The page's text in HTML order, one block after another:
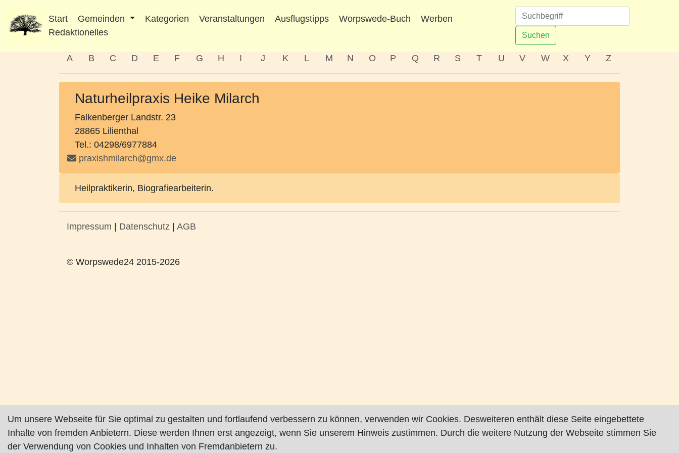
Start Gemeinden Kategorien Veranstaltungen Ausflugstipps Worpswede-Buch
Werben
Redaktionelles
Suchen
A B C D E F G H I J K L M N O P Q R S T U V W X Y Z
Naturheilpraxis Heike Milarch
Falkenberger Landstr. 23
28865 Lilienthal
Tel.: 04298/6977884
praxishmilarch@gmx.de
Heilpraktikerin, Biografiearbeiterin.
Impressum Datenschutz AGB
© Worpswede24 2015-2026
Um unsere Webseite für Sie optimal zu gestalten und fortlaufend verbessern zu können, verwenden wir Cookies. Desweiteren enthält diese Seite eingebettete
Inhalte von fremden Anbietern. Diese werden Ihnen erst angezeigt, wenn Sie unserem Hinweis zustimmen. Durch die weitere Nutzung der Webseite stimmen Sie
der Verwendung von Cookies und Inhalten von Fremdanbietern zu.